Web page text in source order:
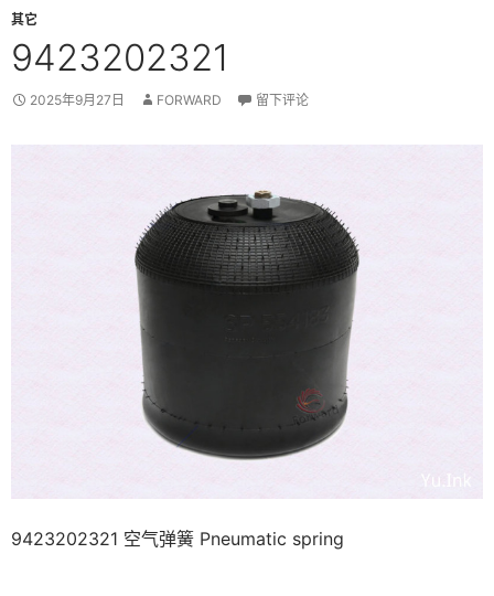
其它
9423202321
2025年9月27日 FORWARD 留下评论
9423202321 空气弹簧 Pneumatic spring